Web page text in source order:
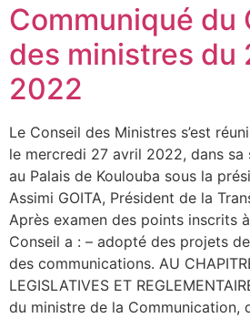
Communiqué du
des ministres du
2022
Le Conseil des Ministres s’est
le mercredi 27 avril 2022, dans
au Palais de Koulouba sous la
Assimi GOITA, Président de la
Après examen des points inscrits
Conseil a : – adopté des projets
des communications. AU
LEGISLATIVES ET
du ministre de la Communication,